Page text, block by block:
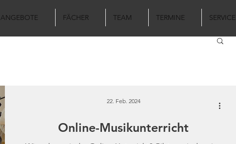
ANGEBOTE FÄCHER TEAM TERMINE SERVICE
Online-Musikunterricht
22. Feb. 2024